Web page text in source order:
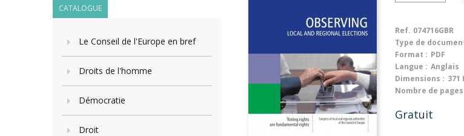
CATALOGUE
Le Conseil de l'Europe en bref
Droits de l'homme
Démocratie
Droit
Ref. 074716GBR
Type de
Format : PDF
Langue : Anglais
Dimensions : 371
Nombre de pages
Gratuit